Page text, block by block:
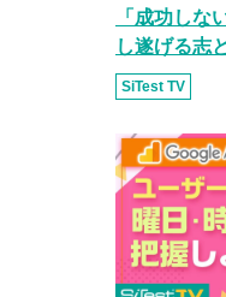
「成功しな
し遂げる志
SiTest TV